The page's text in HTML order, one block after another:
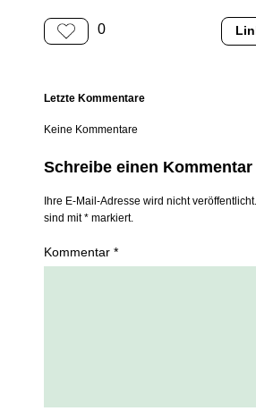
0
Letzte Kommentare
Keine Kommentare
Schreibe einen Kommentar
Ihre E-Mail-Adresse wird nicht
sind mit * markiert.
Kommentar *